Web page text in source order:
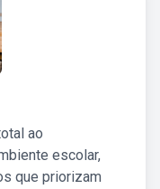
ao
escolar,
que priorizam